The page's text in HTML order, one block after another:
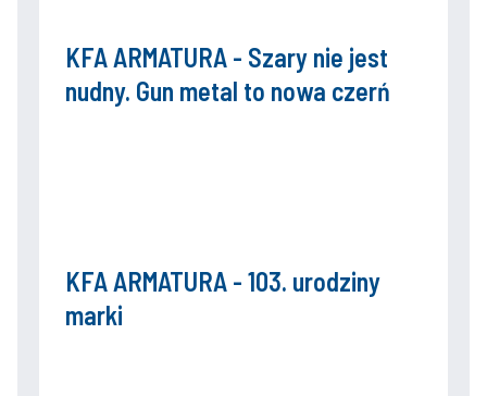
KFA ARMATURA - Szary nie jest
nudny. Gun metal to nowa czerń
KFA ARMATURA - 103. urodziny
marki